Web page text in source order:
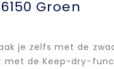
Groen
je zelfs met de
met de Keep-dry-